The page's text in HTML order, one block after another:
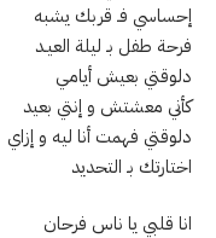
إحساسي فـ قربك يشبه
فرحة طفل بـ ليلة العيـد
دلوقتي بعيش أيامي
كأني معشتش و إنتي بعيد
دلوقتي فهمت أنا ليه و إزاي
اختارتك بـ التحديد
انا قلبي يا ناس فرحان